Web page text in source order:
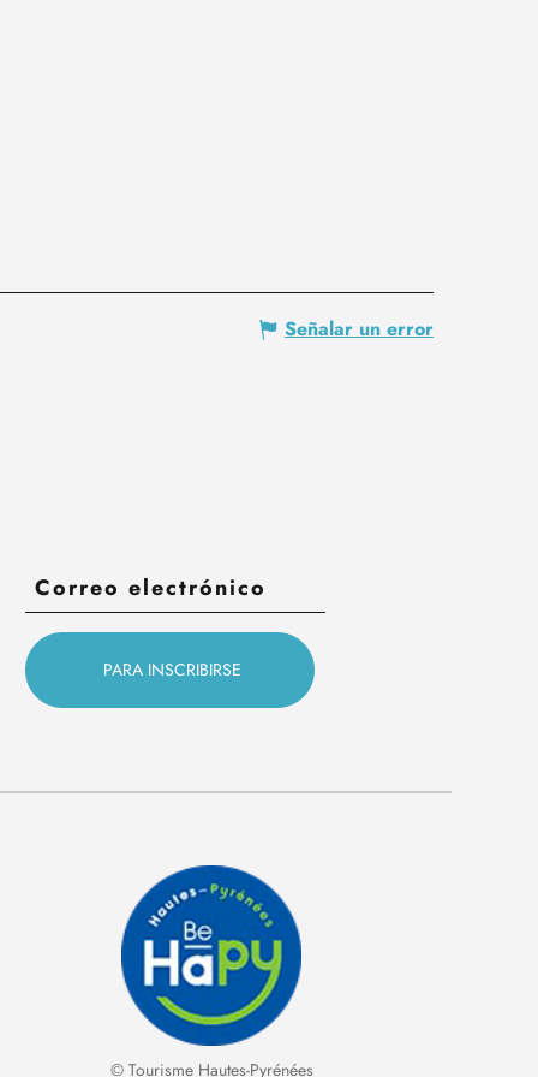
Señalar un error
© Tourisme Hautes-Pyrénées